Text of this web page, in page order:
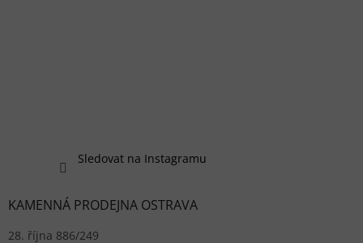
Sledovat na Instagramu
KAMENNÁ PRODEJNA OSTRAVA
28. října 886/249